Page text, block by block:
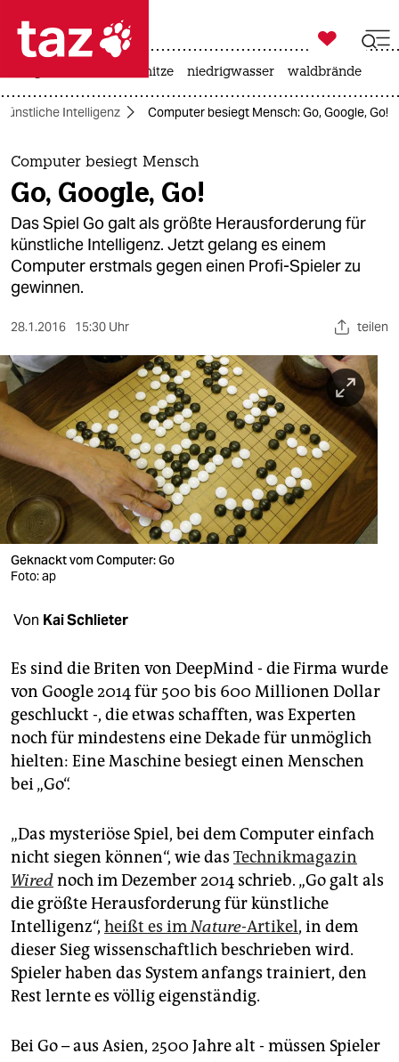
 taz zahl ich
taz zahl ich
themen
politik
öko
gesellschaft
kultur
sport
berlin
nord
wahrheit
verlag
verlag
shop
fragen & hilfe
unterstützen
abo
genossenschaft

taz zahl ich
hitze niedrigwasser waldbrände
Künstliche Intelligenz Computer besiegt Mensch: Go, Google, Go!
Computer besiegt Mensch
Go, Google, Go!
Das Spiel Go galt als größte Herausforderung für
künstliche Intelligenz. Jetzt gelang es einem
Computer erstmals gegen einen Profi-Spieler zu
gewinnen.
28.1.2016 15:30 Uhr teilen
Geknackt vom Computer: Go
Foto: ap
Von Kai Schlieter
Es sind die Briten von DeepMind - die Firma wurde
von Google 2014 für 500 bis 600 Millionen Dollar
geschluckt -, die etwas schafften, was Experten
noch für mindestens eine Dekade für unmöglich
hielten: Eine Maschine besiegt einen Menschen
bei „Go“.
„Das mysteriöse Spiel, bei dem Computer einfach
nicht siegen können“, wie das Technikmagazin
Wirednoch im Dezember 2014 schrieb. „Go galt als
die größte Herausforderung für künstliche
Intelligenz“, heißt es imNature-Artikel, in dem
dieser Sieg wissenschaftlich beschrieben wird.
Spieler haben das System anfangs trainiert, den
Rest lernte es völlig eigenständig.
Bei Go – aus Asien, 2500 Jahre alt - müssen Spieler